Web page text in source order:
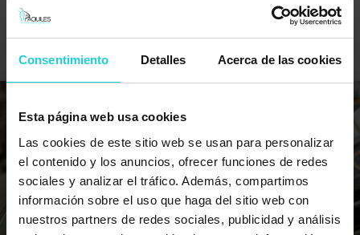
Consentimiento Detalles Acerca de las cookies
Esta página web usa cookies
Las cookies de este sitio web se usan para personalizar
el contenido y los anuncios, ofrecer funciones de redes
sociales y analizar el tráfico. Además, compartimos
información sobre el uso que haga del sitio web con
nuestros partners de redes sociales, publicidad y análisis